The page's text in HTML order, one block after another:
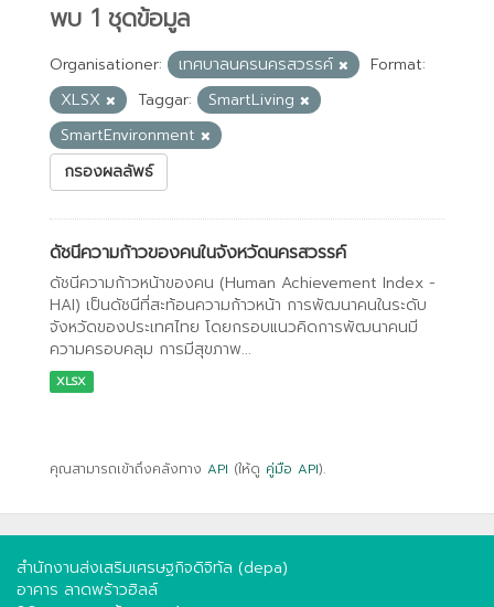
พบ 1 ชุดข้อมูล
Organisationer: เทศบาลนครนครสวรรค์
Format:
XLSX
Taggar:
SmartLiving
SmartEnvironment
กรองผลลัพธ์
ดัชนีความก้าวของคนในจังหวัดนครสวรรค์
ดัชนีความก้าวหน้าของคน (Human Achievement Index -
HAI) เป็นดัชนีที่สะท้อนความก้าวหน้า การพัฒนาคนในระดับ
จังหวัดของประเทศไทย โดยกรอบแนวคิดการพัฒนาคนมี
ความครอบคลุม การมีสุขภาพ...
XLSX
คุณสามารถเข้าถึงคลังทาง API (ให้ดู คู่มือ API).
สำนักงานส่งเสริมเศรษฐกิจดิจิทัล (depa)
อาคาร ลาดพร้าวฮิลล์